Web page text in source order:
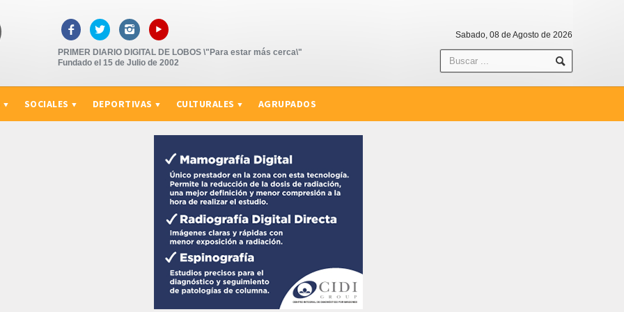
   ▸
PRIMER DIARIO DIGITAL DE LOBOS \"Para estar más cerca\"
Fundado el 15 de Julio de 2002
Sabado, 08 de Agosto de 2026
SOCIALES DEPORTIVAS CULTURALES AGRUPADOS